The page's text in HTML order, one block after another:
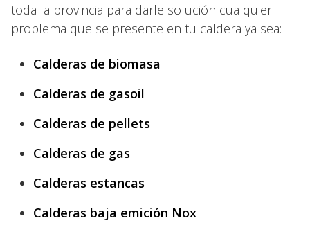
toda la provincia para darle solución cualquier
problema que se presente en tu caldera ya sea:
Calderas de biomasa
Calderas de gasoil
Calderas de pellets
Calderas de gas
Calderas estancas
Calderas baja emición Nox